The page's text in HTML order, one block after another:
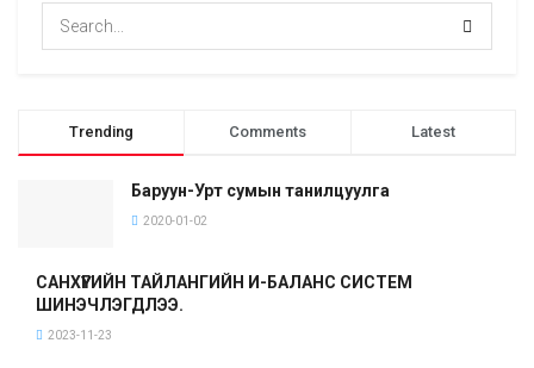
Trending Comments Latest
Баруун-Урт сумын танилцуулга
2020-01-02
САНХҮҮГИЙН ТАЙЛАНГИЙН И-БАЛАНС СИСТЕМ
ШИНЭЧЛЭГДЛЭЭ.
2023-11-23